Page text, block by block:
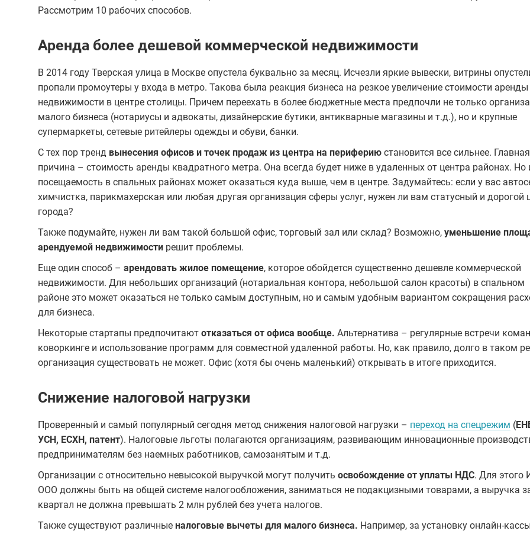
Рассмотрим 10 рабочих способов.
Аренда более дешевой коммерческой недвижимости
В 2014 году Тверская улица в Москве опустела буквально за месяц. Исчезли яркие вывески, витрины
пропали промоутеры у входа в метро. Такова была реакция бизнеса на резкое увеличение стоимости аренды
недвижимости в центре столицы. Причем переехать в более бюджетные места предпочли не только
малого бизнеса (нотариусы и адвокаты, дизайнерские бутики, антикварные магазины и т.д.), но и крупные
супермаркеты, сетевые ритейлеры одежды и обуви, банки.
С тех пор тренд вынесения офисов и точек продаж из центра на периферию становится все сильнее. Главная
причина – стоимость аренды квадратного метра. Она всегда будет ниже в удаленных от центра районах. Но
посещаемость в спальных районах может оказаться куда выше, чем в центре. Задумайтесь: если у вас
химчистка, парикмахерская или любая другая организация сферы услуг, нужен ли вам статусный и дорогой
города?
Также подумайте, нужен ли вам такой большой офис, торговый зал или склад? Возможно, уменьшение
арендуемой недвижимости решит проблемы.
Еще один способ – арендовать жилое помещение, которое обойдется существенно дешевле коммерческой
недвижимости. Для небольших организаций (нотариальная контора, небольшой салон красоты) в спальном
районе это может оказаться не только самым доступным, но и самым удобным вариантом сокращения
для бизнеса.
Некоторые стартапы предпочитают отказаться от офиса вообще. Альтернатива – регулярные встречи
коворкинге и использование программ для совместной удаленной работы. Но, как правило, долго в таком
организация существовать не может. Офис (хотя бы очень маленький) открывать в итоге приходится.
Снижение налоговой нагрузки
Проверенный и самый популярный сегодня метод снижения налоговой нагрузки – переход на спецрежим (
УСН, ЕСХН, патент). Налоговые льготы полагаются организациям, развивающим инновационные
предпринимателям без наемных работников, самозанятым и т.д.
Организации с относительно невысокой выручкой могут получить освобождение от уплаты НДС. Для этого
ООО должны быть на общей системе налогообложения, заниматься не подакцизными товарами, а выручка
квартал не должна превышать 2 млн рублей без учета налогов.
Также существуют различные налоговые вычеты для малого бизнеса. Например, за установку онлайн-кассы